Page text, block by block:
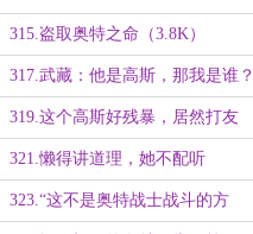
315.盗取奥特之命（3.8K）
317.武藏：他是高斯，那我是谁？
（第五更）
319.这个高斯好残暴，居然打友
军！（3.5k）
321.懒得讲道理，她不配听
323.“这不是奥特战士战斗的方